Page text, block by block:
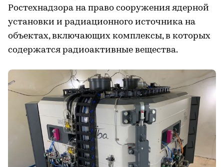
Ростехнадзора на право сооружения ядерной
установки и радиационного источника на
объектах, включающих комплексы, в которых
содержатся радиоактивные вещества.